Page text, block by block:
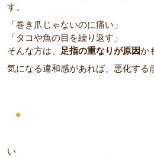
す。
「巻き爪じゃないのに痛い」
「タコや魚の目を繰り返す」
そんな方は、
足指の重なりが原因か
気になる違和感があれば、悪化する
い